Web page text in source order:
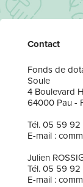
Contact
Fonds de
Soule
4 Boulevard
64000 Pau -
Tél. 05 59
E-mail :
Julien
Tél. 05 59
E-mail :